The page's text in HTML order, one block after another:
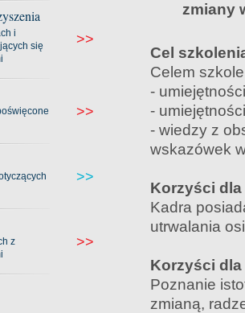
i
się
>>
>>
>>
z
>>
zmiany
Cel
Celem
-
-
- wiedzy z
wskazówek
Korzyści
Kadra
utrwalania
Korzyści
Poznanie
zmianą,